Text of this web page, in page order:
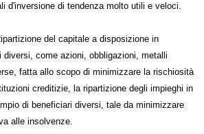
d'inversione di tendenza molto utili e veloci.
del capitale a disposizione in
diversi, come azioni, obbligazioni, metalli
fatta allo scopo di minimizzare la rischiosità
creditizie, la ripartizione degli impieghi in
di beneficiari diversi, tale da minimizzare
alle insolvenze.